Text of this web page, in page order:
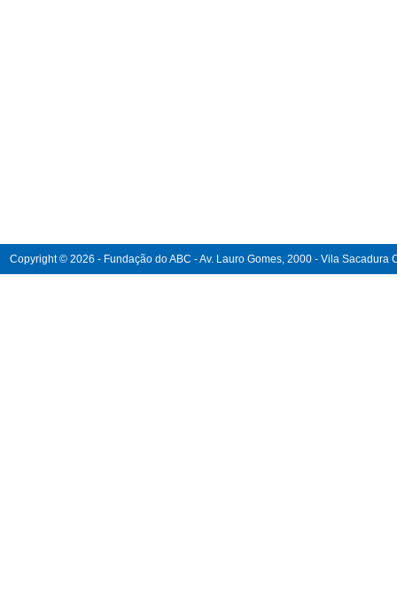
Copyright © 2026 - Fundação do ABC - Av. Lauro Gomes, 2000 - Vila